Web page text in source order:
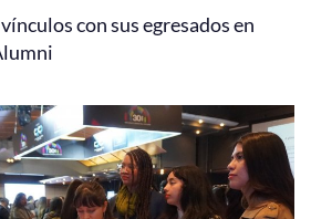
con sus egresados en